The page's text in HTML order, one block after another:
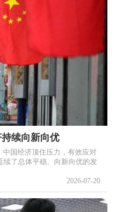
持续向新向优
中国经济顶住压力，有效应对
续了总体平稳、向新向优的发
2026-07-20